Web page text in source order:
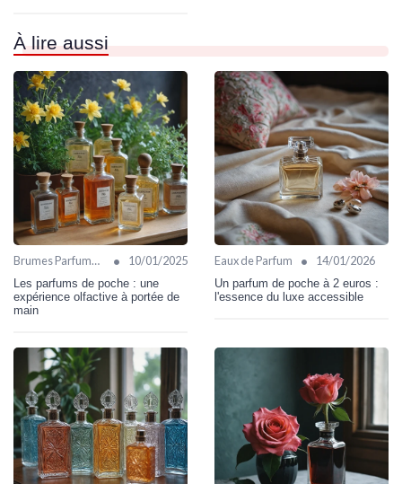
À lire aussi
Brumes Parfumées • 10/01/2025
Les parfums de poche : une
expérience olfactive à portée de
main
Eaux de Parfum • 14/01/2026
Un parfum de poche à 2 euros :
l'essence du luxe accessible